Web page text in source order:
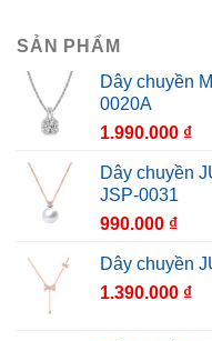
SẢN PHẨM
Dây chuyền
0020A
1.990.000 ₫
Dây chuyền
JSP-0031
990.000 ₫
Dây chuyền
1.390.000 ₫